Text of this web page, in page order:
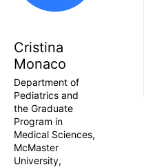
Cristina
Monaco
Department of
Pediatrics and
the Graduate
Program in
Medical Sciences,
McMaster
University,